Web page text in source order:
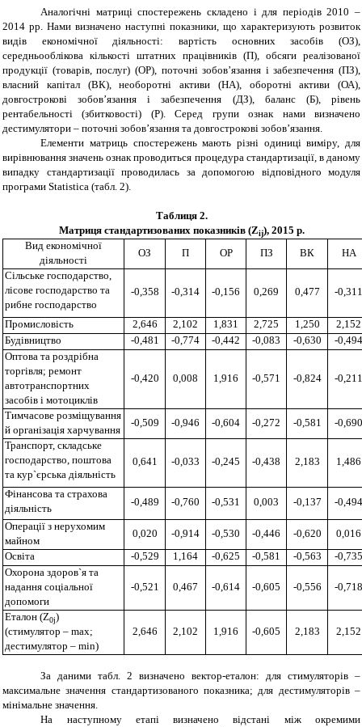
Аналогічні матриці спостережень складено і для періодів 2010 –
2014 рр. Нами визначено наступні показники, що характеризують розвиток
видів економічної діяльності: вартість основних засобів (ОЗ),
середньооблікова кількості штатних працівників (П), обсяги реалізованої
продукції (товарів, послуг) (ОР), поточні зобов’язання і забезпечення (ПЗ),
власний капітал (ВК), необоротні активи (НА), оборотні активи (ОА),
довгострокові зобов’язання і забезпечення (ДЗ), баланс (Б), рівень
рентабельності (збитковості) (Р). Серед групи ознак нами визначено
дестимулятори – поточні зобов’язання та довгострокові зобов’язання.
Елементи матриць спостережень мають різні одиниці виміру, для
вирівнювання значень ознак проводиться процедура стандартизації, в даному
випадку стандартизації проводилась за допомогою відповідного модуля
програми Statistica (табл. 2).
Таблиця 2.
Матриця стандартизованих показників(Zij), 2015 р.
Вид економічної
діяльності
ОЗ П ОР ПЗ ВК
НА
Сільське господарство,
лісове господарство та
рибне господарство
-0,358 -0,314 -0,156 0,269 0,477 -0,311
Промисловість 2,646 2,102 1,831 2,725 1,250
2,152
Будівництво
-0,481 -0,774 -0,442 -0,083 -0,630
-0,494
Оптова та роздрібна
торгівля; ремонт
автотранспортних
засобів і мотоциклів
-0,420 0,008 1,916 -0,571 -0,824 -0,211
Тимчасове розміщування
й організація харчування
-0,509 -0,946 -0,604 -0,272 -0,581
-0,690
Транспорт, складське
господарство, поштова
та кур`єрська діяльність
0,641 -0,033 -0,245 -0,438 2,183 1,486
Фінансова та страхова
діяльність
-0,489 -0,760 -0,531 0,003 -0,137
-0,494
Операції з нерухомим
майном
0,020 -0,914 -0,530 -0,446 -0,620
0,016
Освіта
-0,529 1,164 -0,625 -0,581 -0,563
-0,735
Охорона здоров`я та
надання соціальної
допомоги
-0,521 0,467 -0,614 -0,605 -0,556 -0,718
Еталон (Z0j)
(стимулятор – max;
дестимулятор – min)
2,646 2,102 1,916 -0,605 2,183 2,152
За даними табл. 2 визначено вектор-еталон: для стимуляторів –
максимальне значення стандартизованого показника; для дестимуляторів –
мінімальне значення.
На наступному етапі визначено відстані між окремими